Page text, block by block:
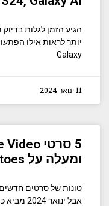
הגיע הזמן לגלות
יותר לראות אילו
Galaxy
11 ינואר 2024
ומעלה על Rotten Tomatoes
אבל